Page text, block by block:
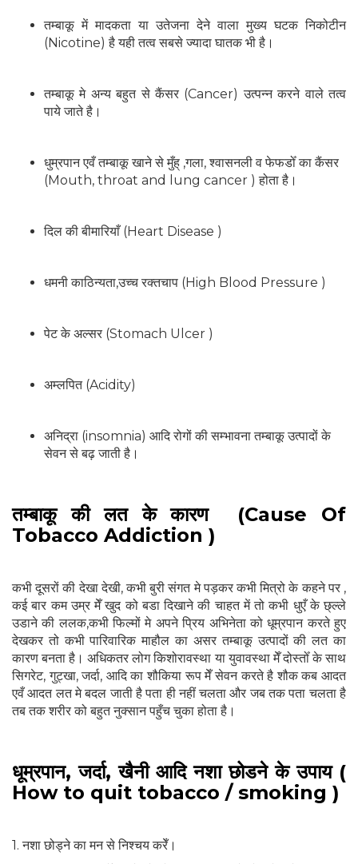
तम्बाकू में मादकता या उतेजना देने वाला मुख्य घटक निकोटीन
(Nicotine) है यही तत्व सबसे ज्यादा घातक भी है।
तम्बाकू मे अन्य बहुत से कैंसर (Cancer) उत्पन्न करने वाले तत्व
पाये जाते है।
धुम्रपान एवँ तम्बाकू खाने से मुँह् ,गला, श्वासनली व फेफडोँ का कैंसर
(Mouth, throat and lung cancer ) होता है।
दिल की बीमारियाँ (Heart Disease )
धमनी काठिन्यता,उच्च रक्तचाप (High Blood Pressure )
पेट के अल्सर (Stomach Ulcer )
अम्लपित (Acidity)
अनिद्रा (insomnia) आदि रोगों की सम्भावना तम्बाकू उत्पादों के
सेवन से बढ़ जाती है।
तम्बाकू की लत के कारण (Cause Of
Tobacco Addiction )
कभी दूसरों की देखा देखी, कभी बुरी संगत मे पड़कर कभी मित्रो के कहने पर ,
कई बार कम उम्र मेँ खुद को बडा दिखाने की चाहत में तो कभी धुएँ के छ्ल्ले
उडाने की ललक,कभी फिल्मों मे अपने प्रिय अभिनेता को धूम्रपान करते हुए
देखकर तो कभी पारिवारिक माहौल का असर तम्बाकू उत्पादों की लत का
कारण बनता है। अधिकतर लोग किशोरावस्था या युवावस्था मेँ दोस्तोँ के साथ
सिगरेट, गुट्खा, जर्दा, आदि का शौकिया रूप मेँ सेवन करते है शौक कब आदत
एवँ आदत लत मे बदल जाती है पता ही नहीं चलता और जब तक पता चलता है
तब तक शरीर को बहुत नुक्सान पहुँच चुका होता है।
धूम्रपान, जर्दा, खैनी आदि नशा छोडने के उपाय (
How to quit tobacco / smoking )
1. नशा छोड्ने का मन से निश्चय करेँ।